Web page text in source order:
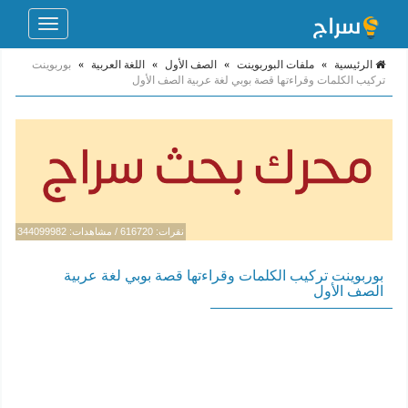
Toggle
الرئيسية » ملفات البوربوينت » الصف الأول » اللغة العربية » بوربوينت
تركيب الكلمات وقراءتها قصة بوبي لغة عربية الصف الأول
نقرات: 616720 / مشاهدات: 344099982
بوربوينت تركيب الكلمات وقراءتها قصة بوبي لغة عربية
الصف الأول